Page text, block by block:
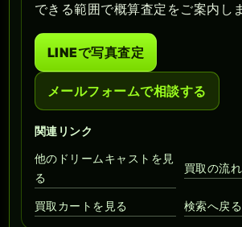
できる範囲で概算査定をご案内し
LINEで写真査定
メールフォームで相談する
関連リンク
他のドリームキャストを見
る
買取の流
買取カートを見る 検索へ戻る